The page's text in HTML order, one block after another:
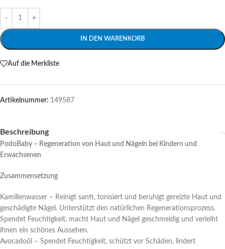
IN DEN WARENKORB
Alternative:
Auf die Merkliste
Artikelnummer: 149587
Beschreibung
PodoBaby – Regeneration von Haut und Nägeln bei Kindern und
Erwachsenen
Zusammensetzung
Kamillenwasser – Reinigt sanft, tonisiert und beruhigt gereizte Haut und
geschädigte Nägel. Unterstützt den natürlichen Regenerationsprozess.
Spendet Feuchtigkeit, macht Haut und Nägel geschmeidig und verleiht
ihnen ein schönes Aussehen.
Avocadoöl – Spendet Feuchtigkeit, schützt vor Schäden, lindert